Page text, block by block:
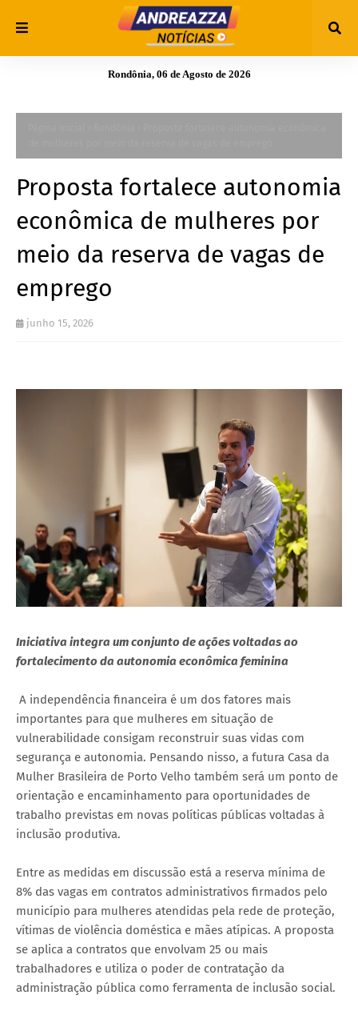
Rondônia, 06 de Agosto de 2026
Proposta fortalece autonomia
econômica de mulheres por
meio da reserva de vagas de
emprego
junho 15, 2026
Iniciativa integra um conjunto de ações voltadas ao
fortalecimento da autonomia econômica feminina
A independência financeira é um dos fatores mais
importantes para que mulheres em situação de
vulnerabilidade consigam reconstruir suas vidas com
segurança e autonomia. Pensando nisso, a futura Casa da
Mulher Brasileira de Porto Velho também será um ponto de
orientação e encaminhamento para oportunidades de
trabalho previstas em novas políticas públicas voltadas à
inclusão produtiva.
Entre as medidas em discussão está a reserva mínima de
8% das vagas em contratos administrativos firmados pelo
município para mulheres atendidas pela rede de proteção,
vítimas de violência doméstica e mães atípicas. A proposta
se aplica a contratos que envolvam 25 ou mais
trabalhadores e utiliza o poder de contratação da
administração pública como ferramenta de inclusão social.